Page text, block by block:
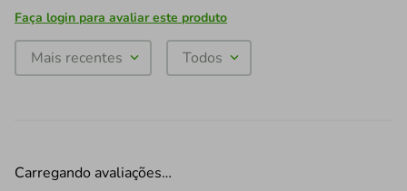
Faça login para avaliar este produto
Mais recentes Todos
Carregando avaliações…